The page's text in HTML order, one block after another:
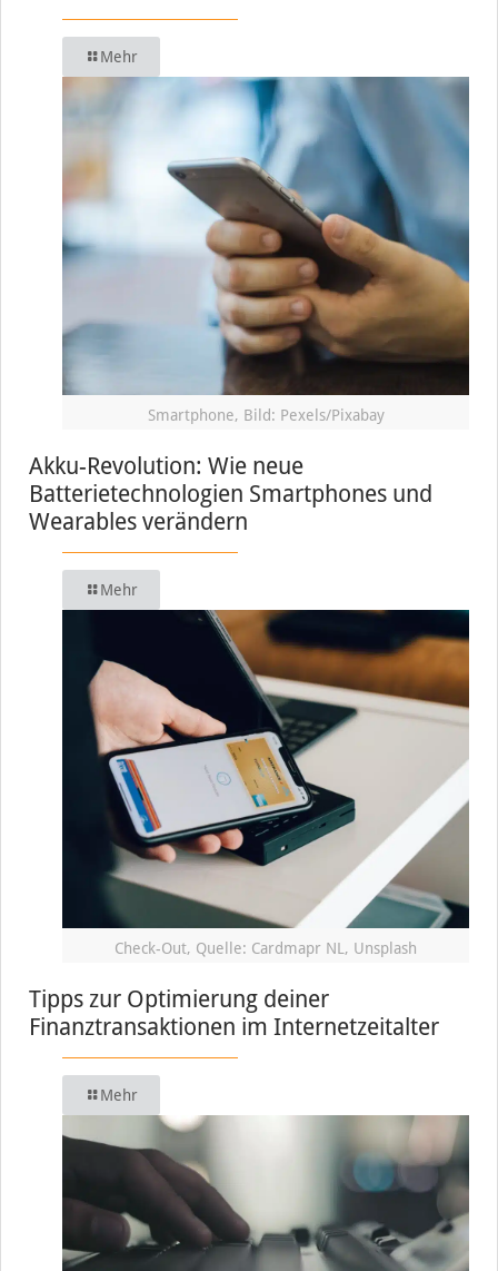
Mehr
Smartphone, Bild: Pexels/Pixabay
Akku-Revolution: Wie neue
Batterietechnologien Smartphones und
Wearables verändern
Mehr
Check-Out, Quelle: Cardmapr NL, Unsplash
Tipps zur Optimierung deiner
Finanztransaktionen im Internetzeitalter
Mehr